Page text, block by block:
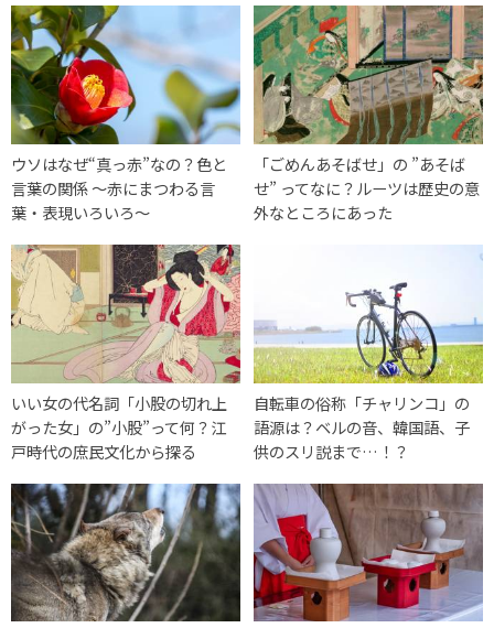
ウソはなぜ“真っ赤”なの？色と
言葉の関係 ～赤にまつわる言
葉・表現いろいろ～
「ごめんあそばせ」の ”あそば
せ” ってなに？ルーツは歴史の意
外なところにあった
いい女の代名詞「小股の切れ上
がった女」の”小股”って何？江
戸時代の庶民文化から探る
自転車の俗称「チャリンコ」の
語源は？ベルの音、韓国語、子
供のスリ説まで…！？